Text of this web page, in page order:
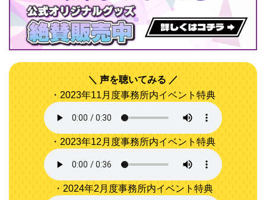
声を聴いてみる
・2023年11月度事務所内イベント特典
・2023年12月度事務所内イベント特典
・2024年2月度事務所内イベント特典